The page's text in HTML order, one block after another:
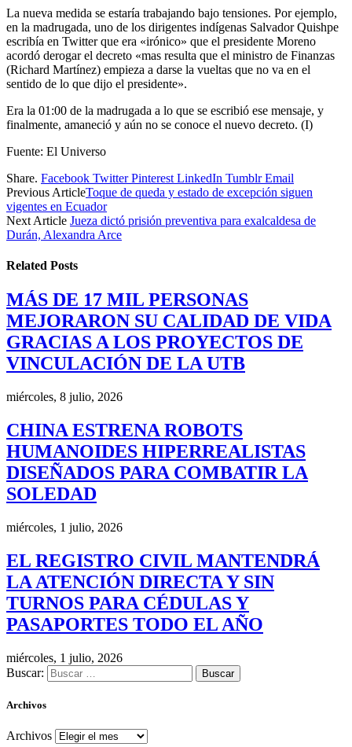
La nueva medida se estaría trabajando bajo tensiones. Por ejemplo,
en la madrugada, uno de los dirigentes indígenas Salvador Quishpe
escribía en Twitter que era «irónico» que el presidente Moreno
acordó derogar el decreto «mas resulta que el ministro de Finanzas
(Richard Martínez) empieza a darse la vueltas que no va en el
sentido de lo que dijo el presidente».
Era la 01:00 de la madrugada a lo que se escribió ese mensaje, y
finalmente, amaneció y aún no se conoce el nuevo decreto. (I)
Fuente: El Universo
Share. Facebook Twitter Pinterest LinkedIn Tumblr Email
Previous ArticleToque de queda y estado de excepción siguen
vigentes en Ecuador
Next Article Jueza dictó prisión preventiva para exalcaldesa de
Durán, Alexandra Arce
Related Posts
MÁS DE 17 MIL PERSONAS
MEJORARON SU CALIDAD DE VIDA
GRACIAS A LOS PROYECTOS DE
VINCULACIÓN DE LA UTB
miércoles, 8 julio, 2026
CHINA ESTRENA ROBOTS
HUMANOIDES HIPERREALISTAS
DISEÑADOS PARA COMBATIR LA
SOLEDAD
miércoles, 1 julio, 2026
EL REGISTRO CIVIL MANTENDRÁ
LA ATENCIÓN DIRECTA Y SIN
TURNOS PARA CÉDULAS Y
PASAPORTES TODO EL AÑO
miércoles, 1 julio, 2026
Buscar:
Archivos
Archivos